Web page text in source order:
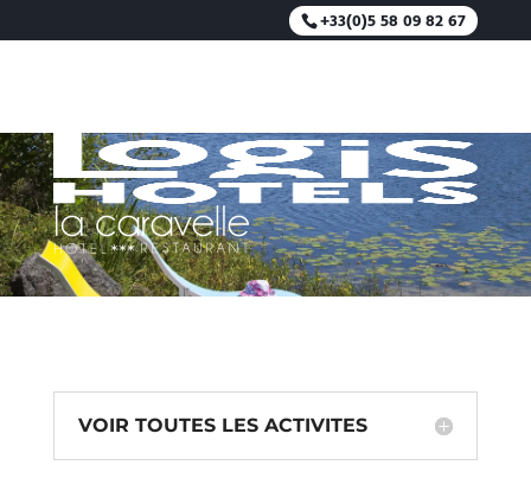
+33(0)5 58 09 82 67
VOIR TOUTES LES ACTIVITES